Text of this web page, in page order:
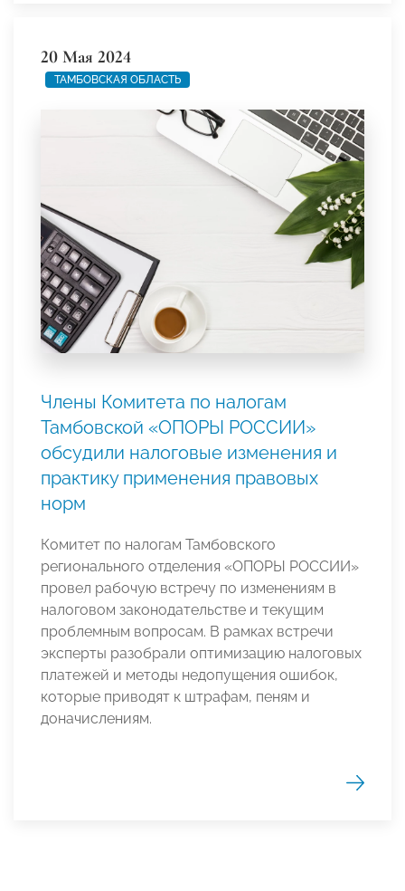
20 Мая 2024
ТАМБОВСКАЯ ОБЛАСТЬ
Члены Комитета по налогам
Тамбовской «ОПОРЫ РОССИИ»
обсудили налоговые изменения и
практику применения правовых
норм
Комитет по налогам Тамбовского
регионального отделения «ОПОРЫ РОССИИ»
провел рабочую встречу по изменениям в
налоговом законодательстве и текущим
проблемным вопросам. В рамках встречи
эксперты разобрали оптимизацию налоговых
платежей и методы недопущения ошибок,
которые приводят к штрафам, пеням и
доначислениям.